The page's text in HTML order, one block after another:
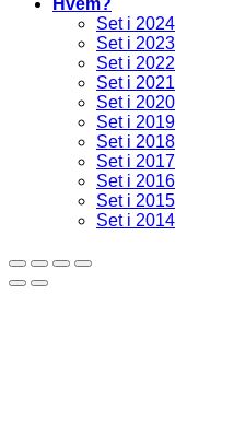
Set i 2024
Set i 2023
Set i 2022
Set i 2021
Set i 2020
Set i 2019
Set i 2018
Set i 2017
Set i 2016
Set i 2015
Set i 2014